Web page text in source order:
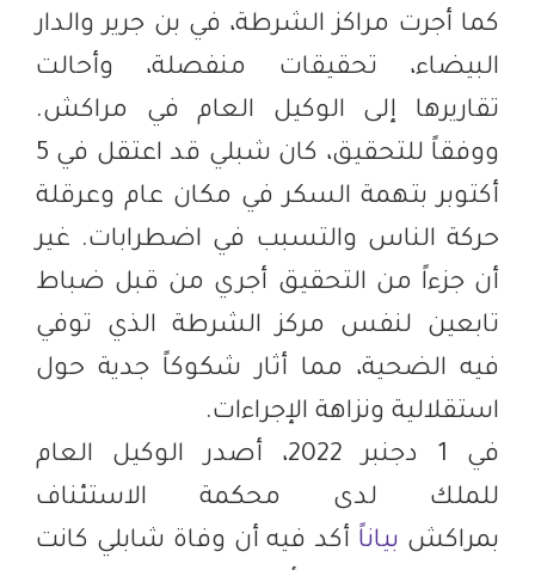
كما أجرت مراكز الشرطة، في بن جرير والدار
البيضاء، تحقيقات منفصلة، وأحالت
تقاريرها إلى الوكيل العام في مراكش.
ووفقاً للتحقيق، كان شبلي قد اعتقل في 5
أكتوبر بتهمة السكر في مكان عام وعرقلة
حركة الناس والتسبب في اضطرابات. غير
أن جزءاً من التحقيق أجري من قبل ضباط
تابعين لنفس مركز الشرطة الذي توفي
فيه الضحية، مما أثار شكوكاً جدية حول
استقلالية ونزاهة الإجراءات.
في 1 دجنبر 2022، أصدر الوكيل العام
للملك لدى محكمة الاستئناف
بمراكش بياناً أكد فيه أن وفاة شابلي كانت